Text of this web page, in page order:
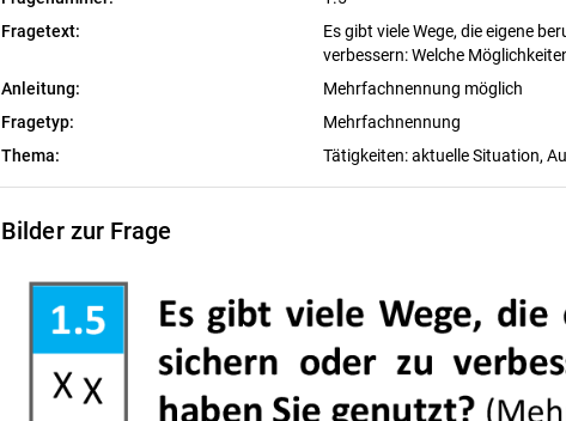
Fragetext:
Es gibt viele Wege, die eigene
verbessern: Welche
Anleitung:
Mehrfachnennung möglich
Fragetyp:
Mehrfachnennung
Thema:
Tätigkeiten: aktuelle Situation,
Bilder zur Frage